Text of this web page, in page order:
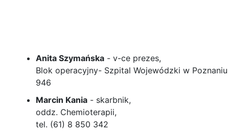
Anita Szymańska - v-ce prezes,
Blok operacyjny- Szpital Wojewódzki w
946
Marcin Kania - skarbnik,
oddz. Chemioterapii,
tel. (61) 8 850 342